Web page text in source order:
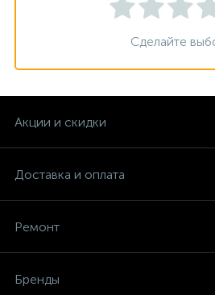
Сделайте
Акции и скидки
Доставка и оплата
Ремонт
Бренды